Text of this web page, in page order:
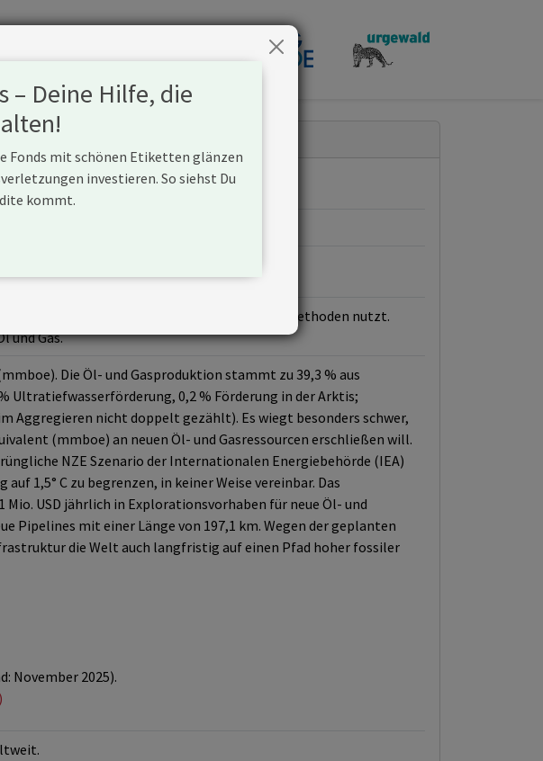
aktiv ist und unkonventionelle Fördermethoden nutzt.
und Gas.
Die Öl- und Gasproduktion stammt zu 39,3 % aus
Ultratiefwasserförderung, 0,2 % Förderung in der Arktis;
Aggregieren nicht doppelt gezählt). Es wiegt besonders schwer,
(mmboe) an neuen Öl- und Gasressourcen erschließen will.
NZE Szenario der Internationalen Energiebehörde (IEA)
1,5° C zu begrenzen, in keiner Weise vereinbar. Das
USD jährlich in Explorationsvorhaben für neue Öl- und
Pipelines mit einer Länge von 197,1 km. Wegen der geplanten
die Welt auch langfristig auf einen Pfad hoher fossiler
November 2025).
– Deine Hilfe, die
Fonds mit schönen Etiketten glänzen
investieren. So siehst Du
kommt.